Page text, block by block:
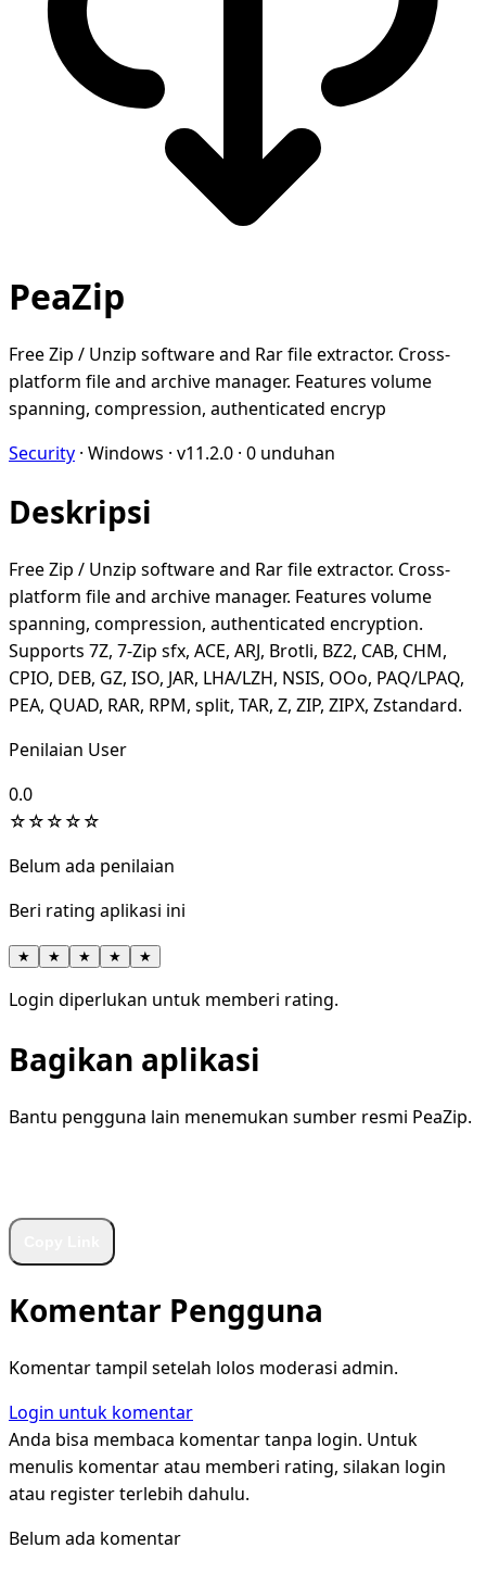
PeaZip
Free Zip / Unzip software and Rar file extractor. Cross-
platform file and archive manager. Features volume
spanning, compression, authenticated encryp
Security · Windows · v11.2.0 · 0 unduhan
Deskripsi
Free Zip / Unzip software and Rar file extractor. Cross-
platform file and archive manager. Features volume
spanning, compression, authenticated encryption.
Supports 7Z, 7-Zip sfx, ACE, ARJ, Brotli, BZ2, CAB, CHM,
CPIO, DEB, GZ, ISO, JAR, LHA/LZH, NSIS, OOo, PAQ/LPAQ,
PEA, QUAD, RAR, RPM, split, TAR, Z, ZIP, ZIPX, Zstandard.
Penilaian User
0.0
☆☆☆☆☆
Belum ada penilaian
Beri rating aplikasi ini
★ ★ ★ ★ ★
Login diperlukan untuk memberi rating.
Bagikan aplikasi
Bantu pengguna lain menemukan sumber resmi PeaZip.
Komentar Pengguna
Komentar tampil setelah lolos moderasi admin.
Login untuk komentar
Anda bisa membaca komentar tanpa login. Untuk
menulis komentar atau memberi rating, silakan login
atau register terlebih dahulu.
Belum ada komentar